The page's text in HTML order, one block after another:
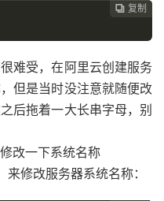
 复制
 复制
 复制
 复制
 复制
 复制
 复制
 复制
 复制
 复制
 复制
 复制
 复制
 复制
难受，在阿里云创建服务
但是当时没注意就随便改
后拖着一大长串字母，别
改一下系统名称
修改服务器系统名称：